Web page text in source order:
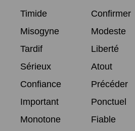
Timide
Confirmer
Misogyne
Modeste
Tardif
Liberté
Sérieux
Atout
Confiance
Précéder
Important
Ponctuel
Monotone
Fiable